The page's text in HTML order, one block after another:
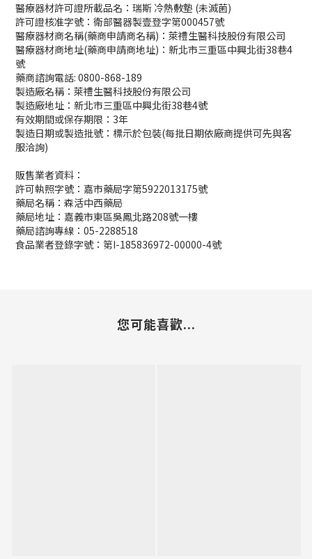
醫療器材許可證所載品名：瑞斯 冷熱敷墊 (未滅菌)
許可證核准字號：衛部醫器製壹登字第000457號
醫療器材商名稱(藥商申請商名稱)：萊禮生醫科技股份有限公司
醫療器材商地址(藥商申請商地址)：新北市三重區中興北街38巷4
號
藥商諮詢電話: 0800-868-189
製造廠名稱：萊禮生醫科技股份有限公司
製造廠地址：新北市三重區中興北街38巷4號
有效期間或保存期限：3年
製造日期或製造批號：標示於包裝(每批日期依廠商提供可先與客
服洽詢)
販售業者資料：
許可執照字號：嘉市藥局字第5922013175號
藥局名稱：森活中西藥局
藥局地址：嘉義市東區吳鳳北路208號一樓
藥局諮詢專線：05-2288518
食品業者登錄字號：第I-185836972-00000-4號
您可能喜歡...